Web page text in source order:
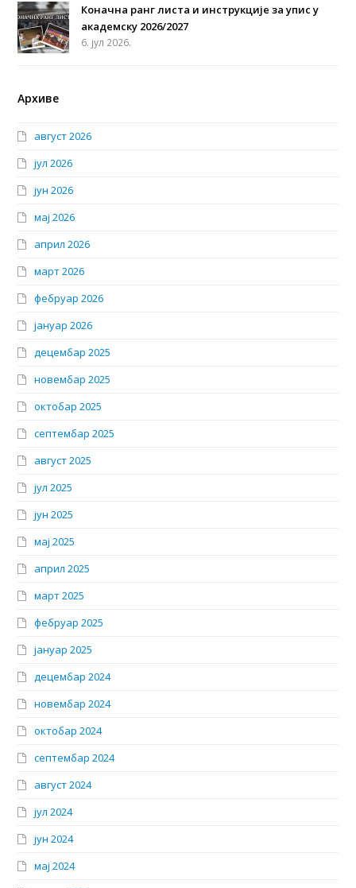
Коначна ранг листа и инструкције за упис у
академску 2026/2027
6. јул 2026.
Архиве
август 2026
јул 2026
јун 2026
мај 2026
април 2026
март 2026
фебруар 2026
јануар 2026
децембар 2025
новембар 2025
октобар 2025
септембар 2025
август 2025
јул 2025
јун 2025
мај 2025
април 2025
март 2025
фебруар 2025
јануар 2025
децембар 2024
новембар 2024
октобар 2024
септембар 2024
август 2024
јул 2024
јун 2024
мај 2024